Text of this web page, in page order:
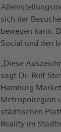
sich der
bewegen kann.
Social und den
„Diese
sagt Dr. Rolf
Hamburg
Metropolregion
städtischen
Reality im